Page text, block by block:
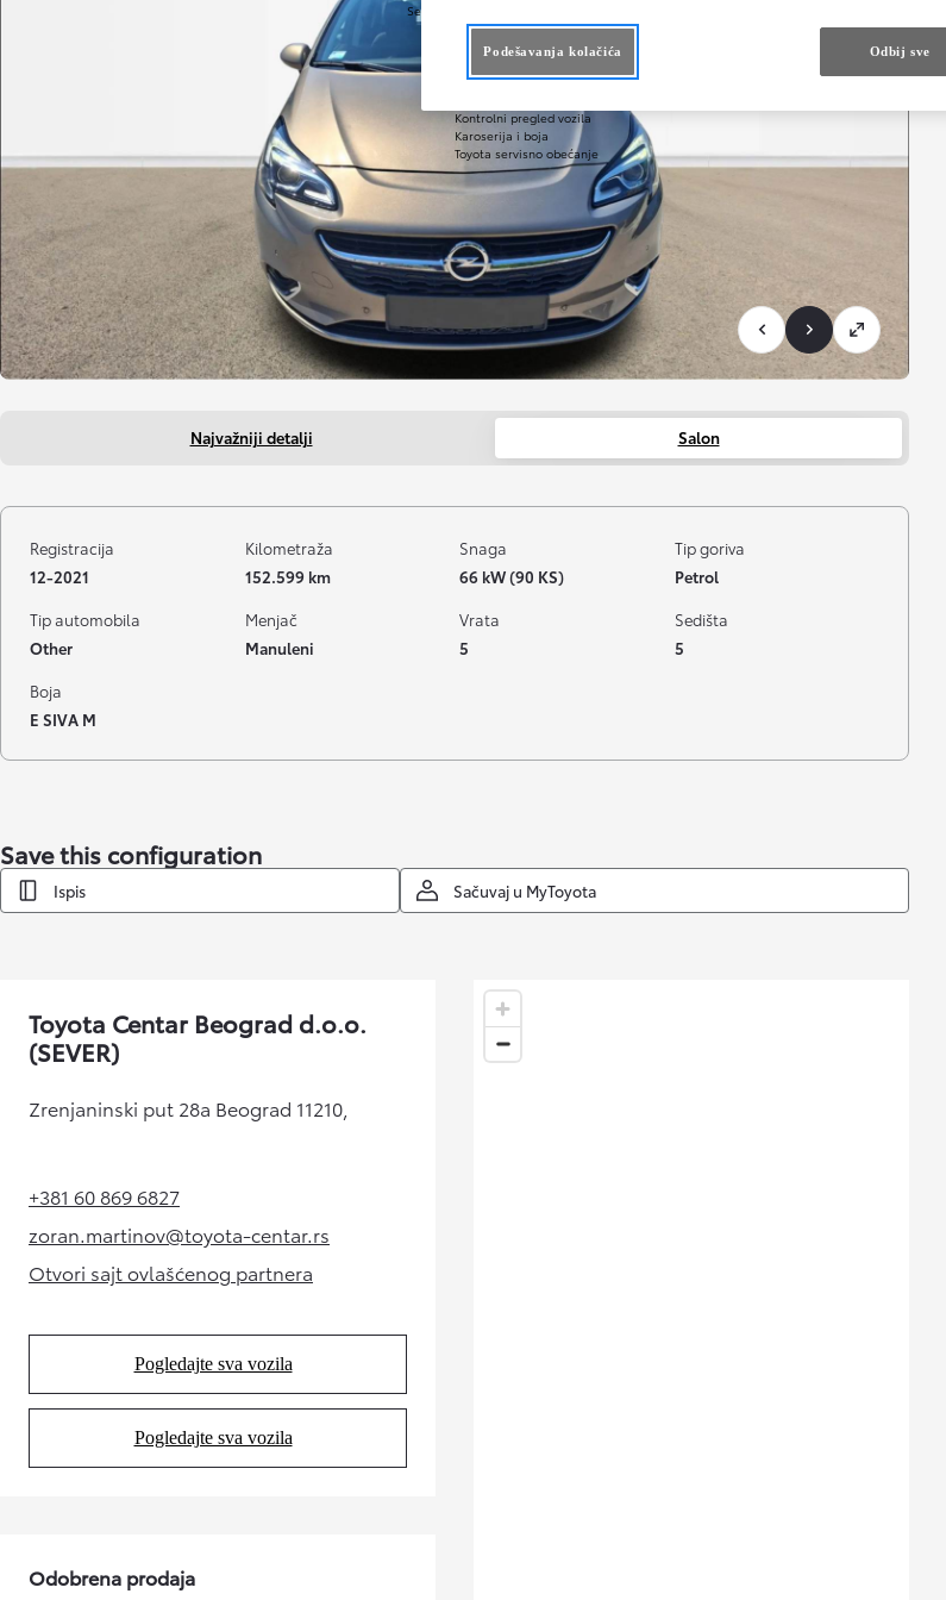
Servis i održavanje
Servis i održavanje
E-zakazivanje servisa
Preventivne servisne kampanje
Tehnički pregled pre registracije
Kontrolni pregled vozila
Karoserija i boja
Toyota servisno obećanje
Najvažniji detalji Salon
Registracija
12-2021
Kilometraža
152.599 km
Snaga
66 kW (90 KS)
Tip goriva
Petrol
Tip automobila
Other
Menjač
Manuleni
Vrata
5
Sedišta
5
Boja
E SIVA M
Save this configuration
Ispis Sačuvaj u MyToyota
Toyota Centar Beograd d.o.o.
(SEVER)
Zrenjaninski put 28a Beograd 11210,
+381 60 869 6827(Opens in new tab)
zoran.martinov@toyota-centar.rs
(Opens in new tab)
Otvori sajt ovlašćenog partnera
(Opens in new tab)
Pogledajte sva vozila
(Opens in new tab)
Pogledajte sva vozila
(Opens in new tab)
Odobrena prodaja
Podešavanja kolačića Odbij sve